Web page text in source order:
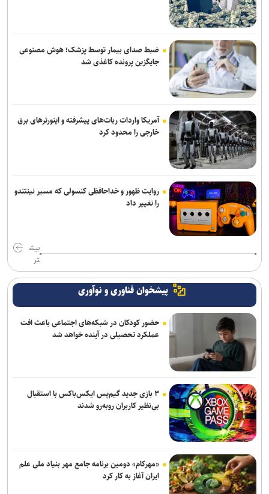
ضبط صدای بیمار توسط پزشک؛ هوش مصنوعی
جایگزین پرونده کاغذی شد
آمریکا واردات ربات‌های پیشرفته و اینورترهای برق
خارجی را محدود کرد
روایت ظهور و خداحافظی کنسولی که مسیر نینتندو
را تغییر داد
بیش
تر
پیشخوان فناوری و نوآوری
حضور کودکان در شبکه‌های اجتماعی باعث افت
عملکرد تحصیلی در آینده خواهد شد
۳ بازی جدید گیم‌پس ایکس‌باکس با استقبال
بی‌نظیر کاربران روبه‌رو شدند
«مهرکام» دومین برنامه جامع مهر بنیاد ملی علم
ایران آغاز به کار کرد